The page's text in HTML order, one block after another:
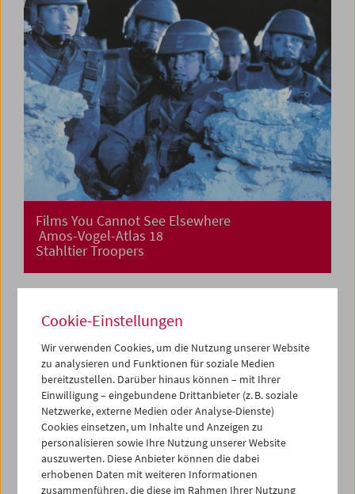
Films You Cannot See Elsewhere
Amos-Vogel-Atlas 18
Stahltier Troopers
Cookie-Einstellungen
Wir verwenden Cookies, um die Nutzung unserer Website
zu analysieren und Funktionen für soziale Medien
bereitzustellen. Darüber hinaus können – mit Ihrer
Einwilligung – eingebundene Drittanbieter (z. B. soziale
Netzwerke, externe Medien oder Analyse-Dienste)
Cookies einsetzen, um Inhalte und Anzeigen zu
personalisieren sowie Ihre Nutzung unserer Website
auszuwerten. Diese Anbieter können die dabei
erhobenen Daten mit weiteren Informationen
zusammenführen, die diese im Rahmen Ihrer Nutzung